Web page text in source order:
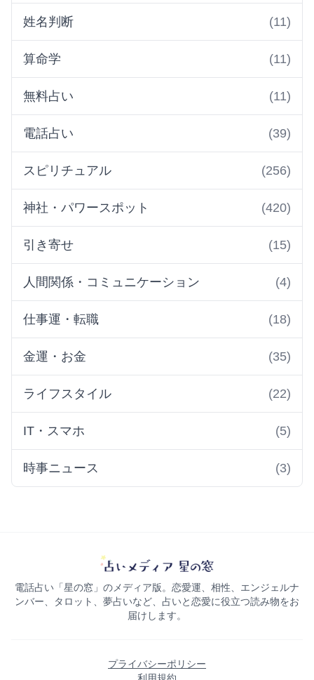
姓名判断 (11)
算命学 (11)
無料占い (11)
電話占い (39)
スピリチュアル (256)
神社・パワースポット (420)
引き寄せ (15)
人間関係・コミュニケーション (4)
仕事運・転職 (18)
金運・お金 (35)
ライフスタイル (22)
IT・スマホ (5)
時事ニュース (3)
電話占い「星の窓」のメディア版。恋愛運、相性、エンジェルナ
ンバー、タロット、夢占いなど、占いと恋愛に役立つ読み物をお
届けします。
プライバシーポリシー